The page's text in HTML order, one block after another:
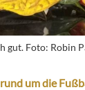
gut. Foto: Robin
um die